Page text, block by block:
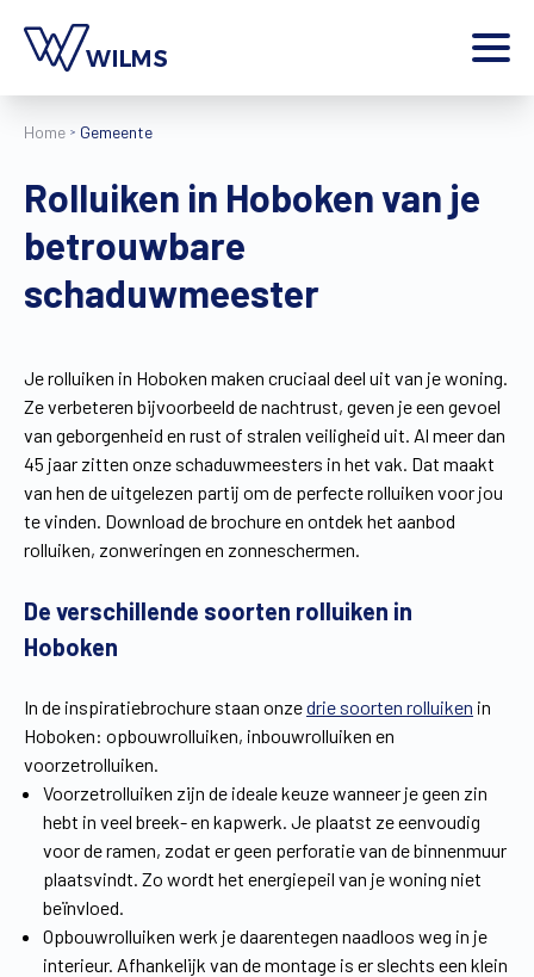
Vind een verdeler Offerte op maat
Gratis brochure
Home
Tools
Extra
Jobs
Wilms World
Home Gemeente
Rolluiken in Hoboken van je
betrouwbare
schaduwmeester
Je rolluiken in Hoboken maken cruciaal deel uit van je woning.
Ze verbeteren bijvoorbeeld de nachtrust, geven je een gevoel
van geborgenheid en rust of stralen veiligheid uit. Al meer dan
45 jaar zitten onze schaduwmeesters in het vak. Dat maakt
van hen de uitgelezen partij om de perfecte rolluiken voor jou
te vinden. Download de brochure en ontdek het aanbod
rolluiken, zonweringen en zonneschermen.
De verschillende soorten rolluiken in
Hoboken
In de inspiratiebrochure staan onzedrie soorten rolluiken in
Hoboken: opbouwrolluiken, inbouwrolluiken en
voorzetrolluiken.
Voorzetrolluiken zijn de ideale keuze wanneer je geen zin
hebt in veel breek- en kapwerk. Je plaatst ze eenvoudig
voor de ramen, zodat er geen perforatie van de binnenmuur
plaatsvindt. Zo wordt het energiepeil van je woning niet
beïnvloed.
Opbouwrolluiken werk je daarentegen naadloos weg in je
interieur. Afhankelijk van de montage is er slechts een klein